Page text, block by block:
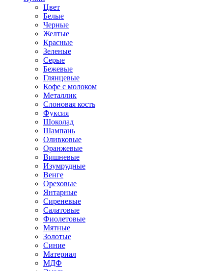
Цвет
Белые
Черные
Желтые
Красные
Зеленые
Серые
Бежевые
Глянцевые
Кофе с молоком
Металлик
Слоновая кость
Фуксия
Шоколад
Шампань
Оливковые
Оранжевые
Вишневые
Изумрудные
Венге
Ореховые
Янтарные
Сиреневые
Салатовые
Фиолетовые
Мятные
Золотые
Синие
Материал
МДФ